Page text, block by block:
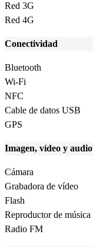
Red 3G
Red 4G
Conectividad
Bluetooth
Wi-Fi
NFC
Cable de datos USB
GPS
Imagen, vídeo y audio
Cámara
Grabadora de vídeo
Flash
Reproductor de música
Radio FM